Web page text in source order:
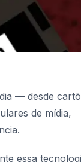
— desde
de mídia,
essa